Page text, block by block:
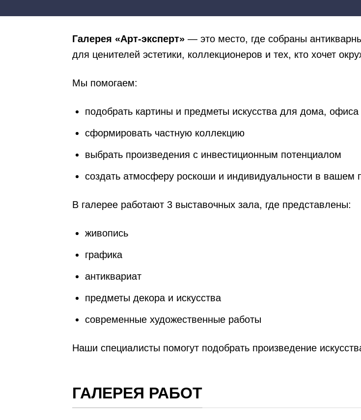
Галерея «Арт-эксперт» — это место, где собраны
для ценителей эстетики, коллекционеров и тех, кто хочет
Мы помогаем:
подобрать картины и предметы искусства для дома, офиса
сформировать частную коллекцию
выбрать произведения с инвестиционным потенциалом
создать атмосферу роскоши и индивидуальности в вашем
В галерее работают 3 выставочных зала, где представлены:
живопись
графика
антиквариат
предметы декора и искусства
современные художественные работы
Наши специалисты помогут подобрать произведение
ГАЛЕРЕЯ РАБОТ